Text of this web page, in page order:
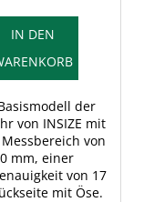
IN DEN
der
von INSIZE mit
von
mm, einer
von 17
mit Öse.